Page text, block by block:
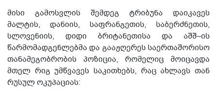
მისი გამოსვლის შემდეგ ტრიბუნა დაიკავეს
მალტის, დანიის, საფრანგეთის, საბერძნეთის,
სლოვენიის, დიდი ბრიტანეთისა და აშშ–ის
წარმომადგენლებმა და გააჟღერეს საერთაშორისო
თანამეგობრობის პოზიცია, რომელიც მოიცავდა
მთელ რიგ უმწვავეს საკითხებს, რაც ახლავს თან
რუსულ ოკუპაციას: